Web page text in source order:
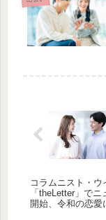
コラムニスト・ウ
「theLetter」で
開始、令和の恋愛